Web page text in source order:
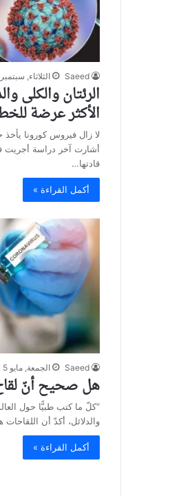
Saeed الثلاثاء, سبتمبر 26
الرئتان والكلى
الأكثر عرضة
لا زال فيروس كورونا يأخذ
أشارت آخر دراسة أجريت
قادتها…
أكمل القراءة »
Saeed الجمعة, مايو 5 2023
هل صحيح أنّ
“كلّ ما كتب طبيًّا حول
والدلائل، أكدّ أن
أكمل القراءة »